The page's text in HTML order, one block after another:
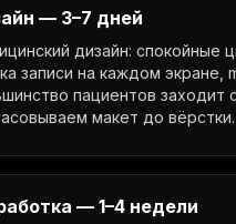
— 3–7 дней
дизайн: спокойные
записи на каждом экране,
пациентов заходит
макет до вёрстки.
— 1–4 недели